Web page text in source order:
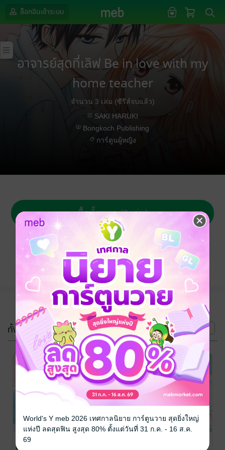
ล็อกอินเข้าระบบ
อาจารย์สุดที่เลิฟ Be in love with my
home teacher
จำนวน 3 เล่ม (ซีรีส์จบแล้ว)
SAKI HARUKI
Bongkoch Publishing
การ์ตูนผู้หญิง
ซื้อทั้งหมด (3 เล่ม)
ติดตาม แชร์
ทั้งหมด (3 เล่ม) หน้าที่ 1
อาจารย์สุดที่
เลิฟ Be in love
World's Y meb 2026 เทศกาลนิยาย การ์ตูนวาย สุดยิ่งใหญ่
แห่งปี ลดสุดฟิน สูงสุด 80% ตั้งแต่วันที่ 31 ก.ค. - 16 ส.ค.
69